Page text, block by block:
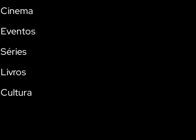
Cinema
Eventos
Séries
Livros
Cultura